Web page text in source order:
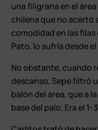
una filigrana en el
chilena que no acertó
comodidad en las filas
Pato, lo sufría desde
No obstante, cuando
descanso, Sepe filtró
balón del área, que a
base del palo. Era el 1-